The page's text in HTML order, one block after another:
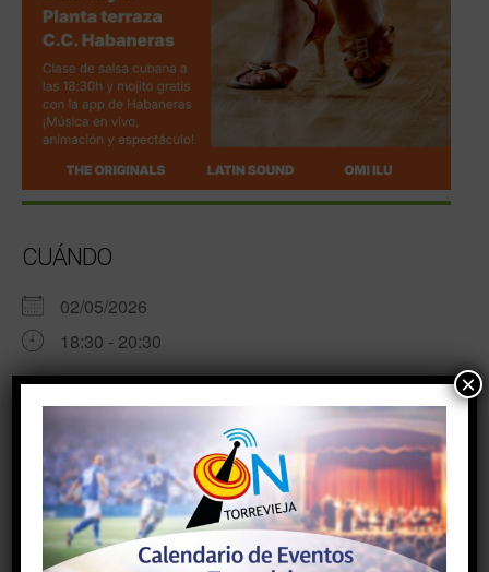
CUÁNDO
02/05/2026
18:30 - 20:30
AÑADIR AL CALENDARIO
Descargar ICS Google Calendar
TIPO DE EVENTO
#Baile #Cuba #Salsa,#Eventos #Turismo
#Agenda #Actividades #Torrevieja #TorreviejaOn
×